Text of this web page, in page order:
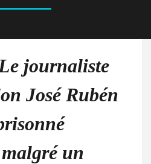
journaliste
José Rubén
un